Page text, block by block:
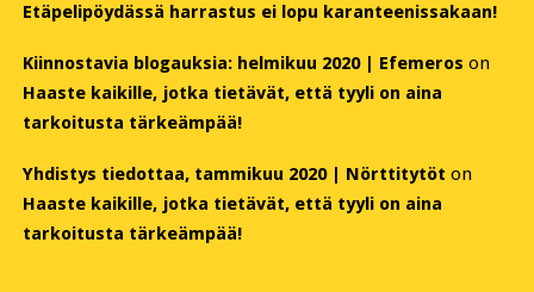
Etäpelipöydässä harrastus ei lopu karanteenissakaan!
Kiinnostavia blogauksia: helmikuu 2020 | Efemeros on
Haaste kaikille, jotka tietävät, että tyyli on aina
tarkoitusta tärkeämpää!
Yhdistys tiedottaa, tammikuu 2020 | Nörttitytöt on
Haaste kaikille, jotka tietävät, että tyyli on aina
tarkoitusta tärkeämpää!